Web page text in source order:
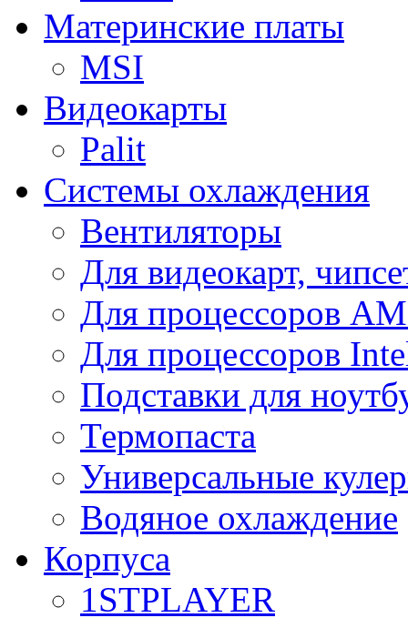
Материнские платы
MSI
Видеокарты
Palit
Системы охлаждения
Вентиляторы
Для видеокарт,
Для процессоров
Для процессоров
Подставки для
Термопаста
Универсальные
Водяное охлаждение
Корпуса
1STPLAYER